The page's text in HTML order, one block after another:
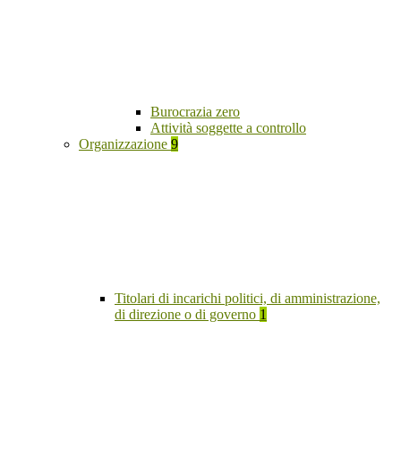
Burocrazia zero
Attività soggette a controllo
Organizzazione 9
Titolari di incarichi politici, di amministrazione,
di direzione o di governo 1